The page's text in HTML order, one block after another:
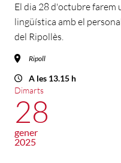
El dia 28 d'octubre farem
lingüística amb el
del Ripollès.
Ripoll
A les 13.15 h
Dimarts
28
gener
2025